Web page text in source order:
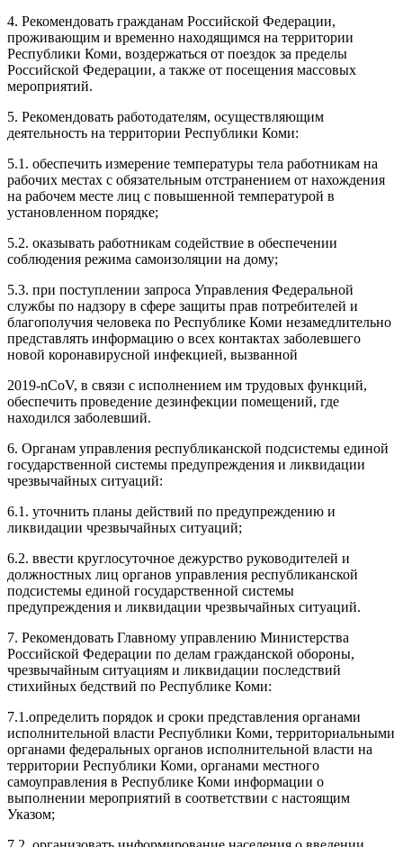
4. Рекомендовать гражданам Российской Федерации,
проживающим и временно находящимся на территории
Республики Коми, воздержаться от поездок за пределы
Российской Федерации, а также от посещения массовых
мероприятий.
5. Рекомендовать работодателям, осуществляющим
деятельность на территории Республики Коми:
5.1. обеспечить измерение температуры тела работникам на
рабочих местах с обязательным отстранением от нахождения
на рабочем месте лиц с повышенной температурой в
установленном порядке;
5.2. оказывать работникам содействие в обеспечении
соблюдения режима самоизоляции на дому;
5.3. при поступлении запроса Управления Федеральной
службы по надзору в сфере защиты прав потребителей и
благополучия человека по Республике Коми незамедлительно
представлять информацию о всех контактах заболевшего
новой коронавирусной инфекцией, вызванной
2019-nCoV, в связи с исполнением им трудовых функций,
обеспечить проведение дезинфекции помещений, где
находился заболевший.
6. Органам управления республиканской подсистемы единой
государственной системы предупреждения и ликвидации
чрезвычайных ситуаций:
6.1. уточнить планы действий по предупреждению и
ликвидации чрезвычайных ситуаций;
6.2. ввести круглосуточное дежурство руководителей и
должностных лиц органов управления республиканской
подсистемы единой государственной системы
предупреждения и ликвидации чрезвычайных ситуаций.
7. Рекомендовать Главному управлению Министерства
Российской Федерации по делам гражданской обороны,
чрезвычайным ситуациям и ликвидации последствий
стихийных бедствий по Республике Коми:
7.1.определить порядок и сроки представления органами
исполнительной власти Республики Коми, территориальными
органами федеральных органов исполнительной власти на
территории Республики Коми, органами местного
самоуправления в Республике Коми информации о
выполнении мероприятий в соответствии с настоящим
Указом;